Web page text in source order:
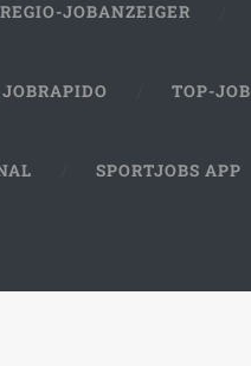
JOBANZEIGER
TOP-
SPORTJOBS APP